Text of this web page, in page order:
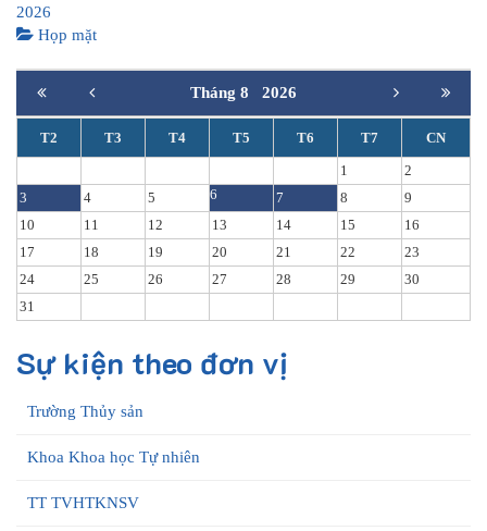
2026
Họp mặt
Tháng 8 2026
T2 T3 T4 T5 T6 T7
CN
1
2
3
4 5 6 7 8
9
10
11 12 13 14 15
16
17
18 19 20 21 22
23
24
25 26 27 28 29
30
31
Sự kiện theo đơn vị
Trường Thủy sản
Khoa Khoa học Tự nhiên
TT TVHTKNSV